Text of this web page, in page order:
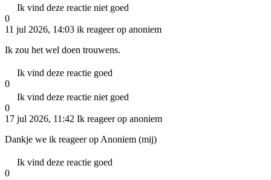
Ik vind deze reactie niet goed
0
11 jul 2026, 14:03 ik reageer op anoniem
Ik zou het wel doen trouwens.
Ik vind deze reactie goed
0
Ik vind deze reactie niet goed
0
17 jul 2026, 11:42 Ik reageer op anoniem
Dankje we ik reageer op Anoniem (mij)
Ik vind deze reactie goed
0